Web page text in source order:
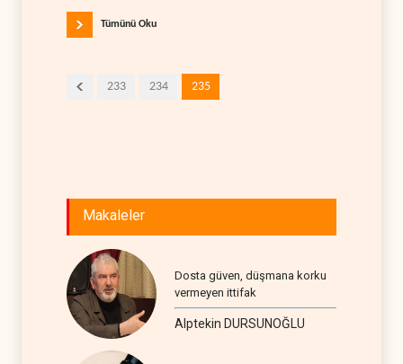
Tümünü Oku
233 234 235
Makaleler
Dosta güven, düşmana korku
vermeyen ittifak
Alptekin DURSUNOĞLU